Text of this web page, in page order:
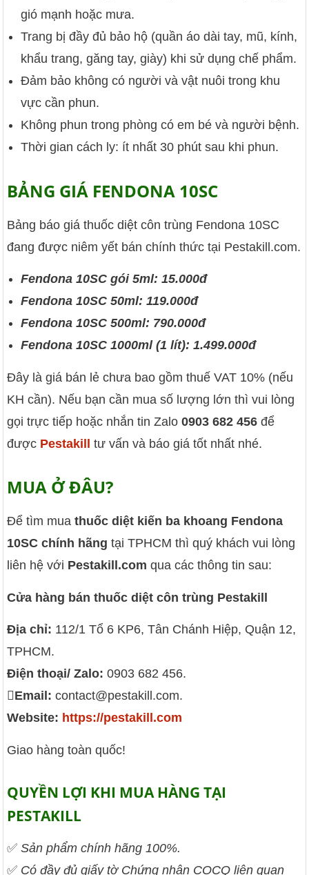
gió mạnh hoặc mưa.
Trang bị đầy đủ bảo hộ (quần áo dài tay, mũ, kính,
khẩu trang, găng tay, giày) khi sử dụng chế phẩm.
Đảm bảo không có người và vật nuôi trong khu
vực cần phun.
Không phun trong phòng có em bé và người bệnh.
Thời gian cách ly: ít nhất 30 phút sau khi phun.
BẢNG GIÁ FENDONA 10SC
Bảng báo giá thuốc diệt côn trùng Fendona 10SC
đang được niêm yết bán chính thức tại Pestakill.com.
Fendona 10SC gói 5ml: 15.000đ
Fendona 10SC 50ml: 119.000đ
Fendona 10SC 500ml: 790.000đ
Fendona 10SC 1000ml (1 lít): 1.499.000đ
Đây là giá bán lẻ chưa bao gồm thuế VAT 10% (nếu
KH cần). Nếu bạn cần mua số lượng lớn thì vui lòng
gọi trực tiếp hoặc nhắn tin Zalo0903 682 456 để
được Pestakill tư vấn và báo giá tốt nhất nhé.
MUA Ở ĐÂU?
Để tìm muathuốc diệt kiến ba khoang Fendona
10SC chính hãng tại TPHCM thì quý khách vui lòng
liên hệ với Pestakill.com qua các thông tin sau:
Cửa hàng bán thuốc diệt côn trùng Pestakill
Địa chỉ: 112/1 Tổ 6 KP6, Tân Chánh Hiệp, Quận 12,
TPHCM.
Điện thoại/ Zalo: 0903 682 456.
Email: contact@pestakill.com.
Website: https://pestakill.com
Giao hàng toàn quốc!
QUYỀN LỢI KHI MUA HÀNG TẠI
PESTAKILL
✅ Sản phẩm chính hãng 100%.
✅ Có đầy đủ giấy tờ Chứng nhận COCQ liên quan